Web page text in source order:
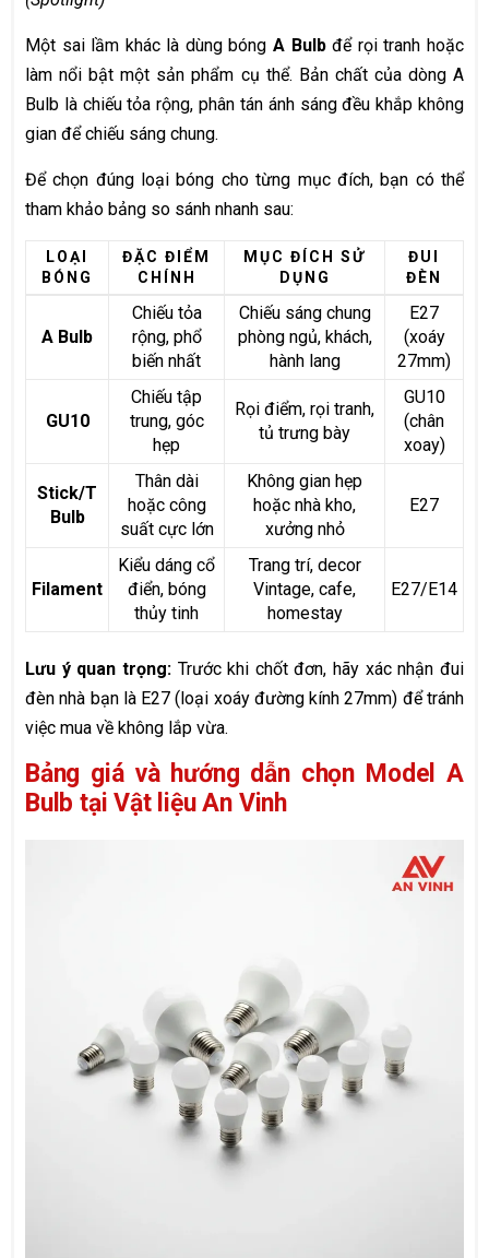
Một sai lầm khác là dùng bóngA Bulbđể rọi tranh hoặc
làm nổi bật một sản phẩm cụ thể. Bản chất của dòng A
Bulb là chiếu tỏa rộng, phân tán ánh sáng đều khắp không
gian để chiếu sáng chung.
Để chọn đúng loại bóng cho từng mục đích, bạn có thể
tham khảo bảng so sánh nhanh sau:
LOẠI
BÓNG
ĐẶC ĐIỂM
CHÍNH
MỤC ĐÍCH SỬ
DỤNG
ĐUI
ĐÈN
A Bulb
Chiếu tỏa
rộng, phổ
biến nhất
Chiếu sáng chung
phòng ngủ, khách,
hành lang
E27
(xoáy
27mm)
GU10
Chiếu tập
trung, góc
hẹp
Rọi điểm, rọi tranh,
tủ trưng bày
GU10
(chân
xoay)
Stick/T
Bulb
Thân dài
hoặc công
suất cực lớn
Không gian hẹp
hoặc nhà kho,
xưởng nhỏ
E27
Filament
Kiểu dáng cổ
điển, bóng
thủy tinh
Trang trí, decor
Vintage, cafe,
homestay
E27/E14
Lưu ý quan trọng:Trước khi chốt đơn, hãy xác nhận đui
đèn nhà bạn là E27 (loại xoáy đường kính 27mm) để tránh
việc mua về không lắp vừa.
Bảng giá và hướng dẫn chọn Model A
Bulb tại Vật liệu An Vinh